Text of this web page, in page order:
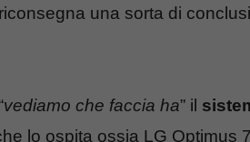
una sorta di
vediamo che faccia ha” il
lo ospita ossia LG